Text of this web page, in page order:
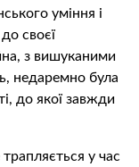
уміння і
своєї
з вишуканими
недаремно була
до якої завжди
у час